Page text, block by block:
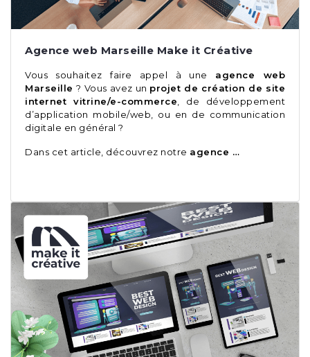
Agence web Marseille Make it Créative
Vous souhaitez faire appel à une agence web
Marseille? Vous avez un projet de création de site
internet vitrine/e-commerce , de développement
d’application mobile/web, ou en de communication
digitale en général ?
Dans cet article, découvrez notre agence …